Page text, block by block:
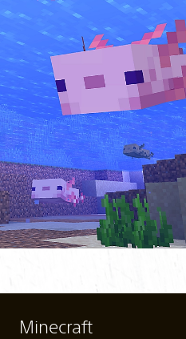
Minecraft